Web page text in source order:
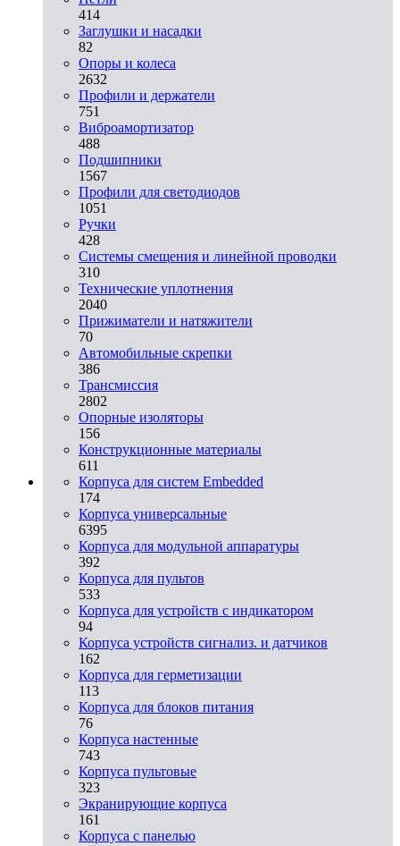
414
Заглушки и насадки
82
Опоры и колеса
2632
Профили и держатели
751
Виброамортизатор
488
Подшипники
1567
Профили для светодиодов
1051
Ручки
428
Системы смещения и линейной проводки
310
Технические уплотнения
2040
Прижиматели и натяжители
70
Автомобильные скрепки
386
Трансмиссия
2802
Опорные изоляторы
156
Конструкционные материалы
611
Корпуса для систем Embedded
174
Корпуса универсальные
6395
Корпуса для модульной аппаратуры
392
Корпуса для пультов
533
Корпуса для устройств с индикатором
94
Корпуса устройств сигнализ. и датчиков
162
Корпуса для герметизации
113
Корпуса для блоков питания
76
Корпуса настенные
743
Корпуса пультовые
323
Экранирующие корпуса
161
Корпуса с панелью